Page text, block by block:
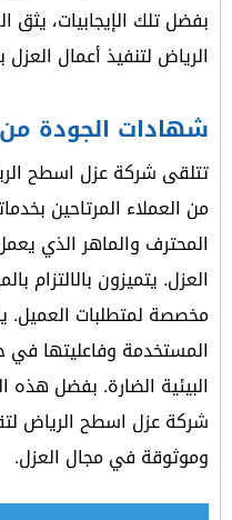
بفضل تلك الإيجابيات،
الرياض لتنفيذ أعمال
شهادات الجودة من
تتلقى شركة عزل اسطح
من العملاء المرتاحين
المحترف والماهر الذي
العزل. يتميزون بالالتزام
مخصصة لمتطلبات العميل.
المستخدمة وفاعليتها في
البيئية الضارة. بفضل
شركة عزل اسطح الرياض
وموثوقة في مجال العزل.